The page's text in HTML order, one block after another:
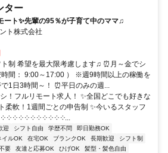
ター
ート✨先輩の95％が子育て中のママ♫
ト株式会社
制 希望を最大限考慮します♫ ⏰月～金でシ
間： 9:00～17:00 ） ※週9時間以上の稼働を
1日3時間～！ ⏰平日のみの週...
！フルリモート求人！ ✨全国どこでも好きな
柔軟！1週間ごとの申告制 ✨今いるスタッフ
༶ ༶ ༶ ༶ ༶ ༶ ༶ ༶ ༶ ༶...
迎 シフト自由 学歴不問
即日勤務OK
イルOK 在宅OK ブランクOK 長期歓迎
シフト制
要 友達と応募OK ひげOK 髪型・髪色自由